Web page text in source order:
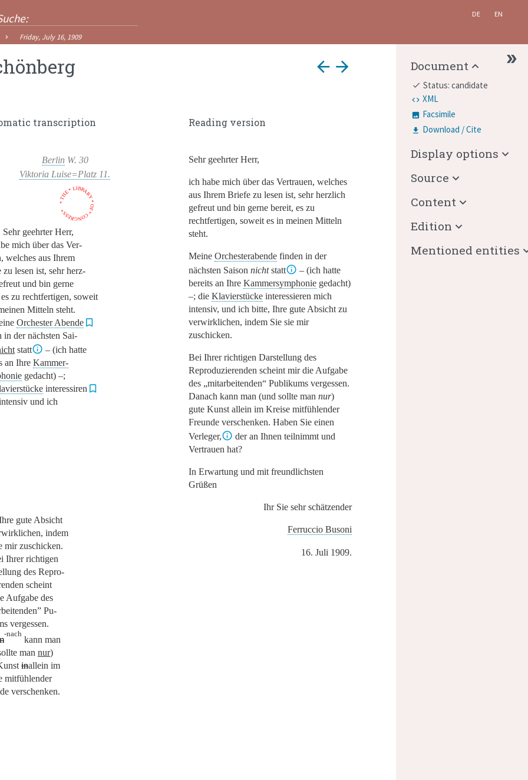
DE EN
Friday, July 16, 1909
arrow_back arrow_forward
transcription Reading version
Berlin W. 30
Viktoria Luise=Platz 11.
* THE * LIBRARY * OF * CONGRESS *
Sehr geehrter Herr,
mich über das Ver-
welches aus Ihrem
zu lesen ist, sehr herz-
und bin gerne
zu rechtfertigen, soweit
Mitteln steht.
Orchester Abende
in der nächsten Sai-
statt
– (ich hatte
an Ihre Kammer-
gedacht) –;
interessiren
und ich
Sehr geehrter Herr,
ich habe mich über das Vertrauen, welches
aus Ihrem Briefe zu lesen ist, sehr herzlich
gefreut und bin gerne bereit, es zu
rechtfertigen, soweit es in meinen Mitteln
steht.
Meine Orchesterabende finden in der
nächsten Saison nichtstatt
– (ich hatte
bereits an Ihre Kammersymphonie gedacht)
–; die Klavierstücke interessieren mich
intensiv, und ich bitte, Ihre gute Absicht zu
verwirklichen, indem Sie sie mir
zuschicken.
Bei Ihrer richtigen Darstellung des
Reproduzierenden scheint mir die Aufgabe
des „mitarbeitenden“ Publikums vergessen.
Danach kann man (und sollte man nur)
gute Kunst allein im Kreise mitfühlender
Freunde verschenken. Haben Sie einen
Verleger,
der an Ihnen teilnimmt und
Vertrauen hat?
In Erwartung und mit freundlichsten
Grüßen
Ihr Sie sehr schätzender
Ferruccio Busoni
16. Juli 1909.
gute Absicht
indem
mir zuschicken.
Ihrer richtigen
des Repro-
scheint
Aufgabe des
Pu-
vergessen.
-nach
kann man
man nur)
inallein im
mitfühlender
verschenken.
Document
done Status: candidate
XML
Facsimile
Download / Cite
Display options
Source
Content
Edition
Mentioned entities